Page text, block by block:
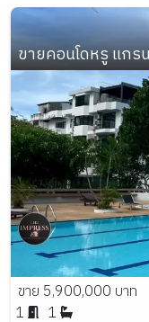
ขายคอนโดหรู แกร
ขาย 5,900,000 บาท
1
1